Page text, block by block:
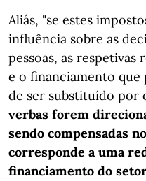
Aliás, "se estes
influência sobre as
pessoas, as respetivas
e o financiamento
de ser substituído por
verbas forem
sendo compensadas
corresponde a uma
financiamento do